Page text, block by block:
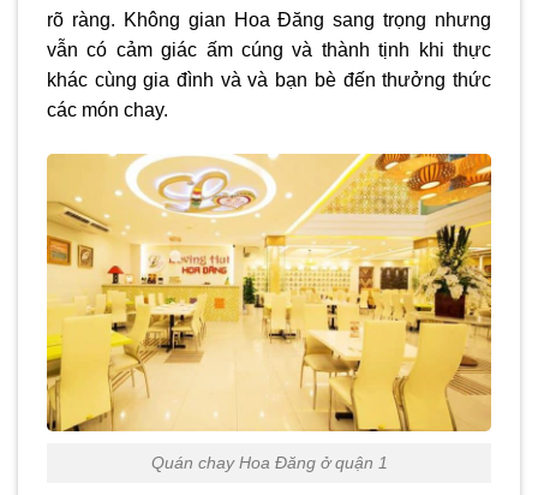
rõ ràng. Không gian Hoa Đăng sang trọng nhưng
vẫn có cảm giác ấm cúng và thành tịnh khi thực
khác cùng gia đình và và bạn bè đến thưởng thức
các món chay.
Quán chay Hoa Đăng ở quận 1